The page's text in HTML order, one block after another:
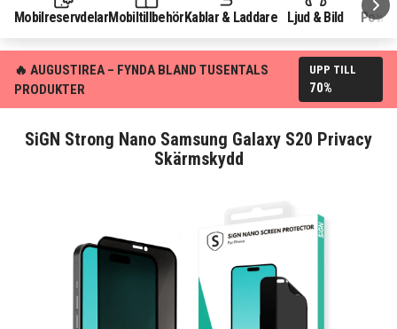
MobilreservdelarMobiltillbehör Kablar & Laddare Ljud & Bild
🔥 AUGUSTIREA – FYNDA BLAND TUSENTALS
PRODUKTER
UPP TILL
70%
SiGN Strong Nano Samsung Galaxy S20 Privacy
Skärmskydd